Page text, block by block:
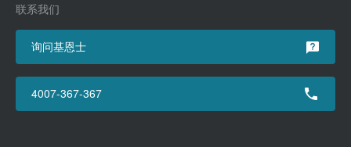
联系我们
询问基恩士
4007-367-367